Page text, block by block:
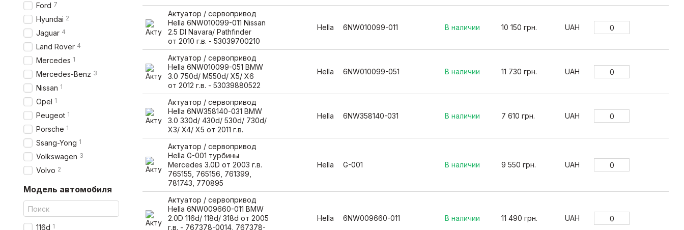
Актуатор / сервопривод
Hella 6NW010099-011 Nissan
2.5 DI Navara/ Pathfinder
от 2010 г.в. - 53039700210
Hella 6NW010099-011 В наличии 10 150 грн. UAH
Актуатор / сервопривод
Hella 6NW010099-051 BMW
3.0 750d/ M550d/ X5/ X6
от 2012 г.в. - 53039880522
Hella 6NW010099-051 В наличии 11 730 грн. UAH
Актуатор / сервопривод
Hella 6NW358140-031 BMW
3.0 330d/ 430d/ 530d/ 730d/
X3/ X4/ X5 от 2011 г.в.
Hella 6NW358140-031 В наличии 7 610 грн. UAH
Актуатор / сервопривод
Hella G-001 турбины
Mercedes 3.0D от 2003 г.в.
765155, 765156, 761399,
781743, 770895
Hella G-001 В наличии 9 550 грн. UAH
Актуатор / сервопривод
Hella 6NW009660-011 BMW
2.0D 116d/ 118d/ 318d от 2005
г.в. - 767378-0014, 767378-
Hella 6NW009660-011 В наличии 11 490 грн. UAH
Ford 7
Hyundai 2
Jaguar 4
Land Rover 4
Mercedes 1
Mercedes-Benz 3
Nissan 1
Opel 1
Peugeot 1
Porsche 1
Ssang-Yong 1
Volkswagen 3
Volvo 2
Модель автомобиля
116d 1